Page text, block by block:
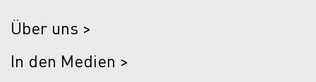
Über uns >
In den Medien >